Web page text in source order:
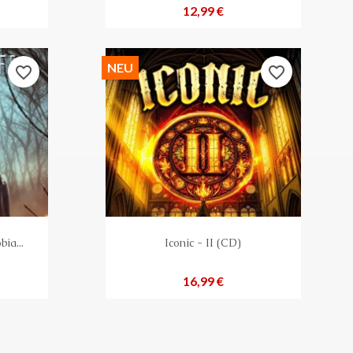
Preis
12,99 €
favorite_border
Iconic - II (CD)
Preis
16,99 €
NEU favorite_border